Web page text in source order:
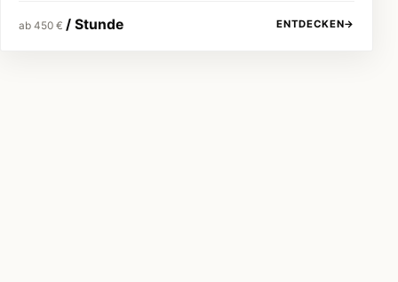
ab 450 € / Stunde ENTDECKEN→